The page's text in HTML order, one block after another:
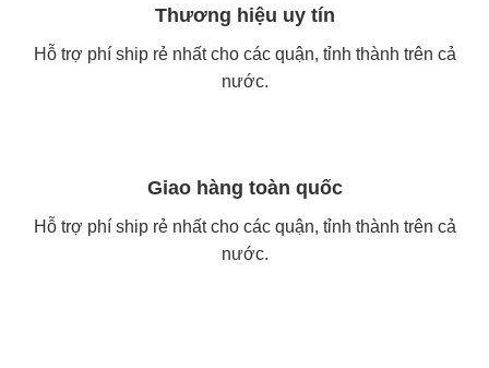
Thương hiệu uy tín
Hỗ trợ phí ship rẻ nhất cho các quận, tỉnh thành trên cả
nước.
Giao hàng toàn quốc
Hỗ trợ phí ship rẻ nhất cho các quận, tỉnh thành trên cả
nước.